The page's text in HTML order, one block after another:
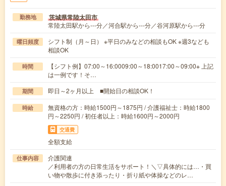
勤務地 茨城県常陸太田市
常陸太田駅から---分／河合駅から---分／谷河原駅から---分
曜日頻度
シフト制（月～日） ※平日のみなどの相談もOK ※週3なども
相談OK
時間
【シフト例】07:00～16:0009:00～18:0017:00～09:00※ 上記
は一例です！そ…
期間 即日～2ヶ月以上 ■開始日の相談OK！
時給
無資格の方：時給1500円～1875円 / 介護福祉士：時給1800
円～2250円 / 初任者以上：時給1600円～2000円
交通費
全額支給
仕事内容
介護関連
／利用者の方の日常生活をサポート！＼▽具体的には…・買
い物や散歩に付き添ったり・折り紙や体操などのレ…